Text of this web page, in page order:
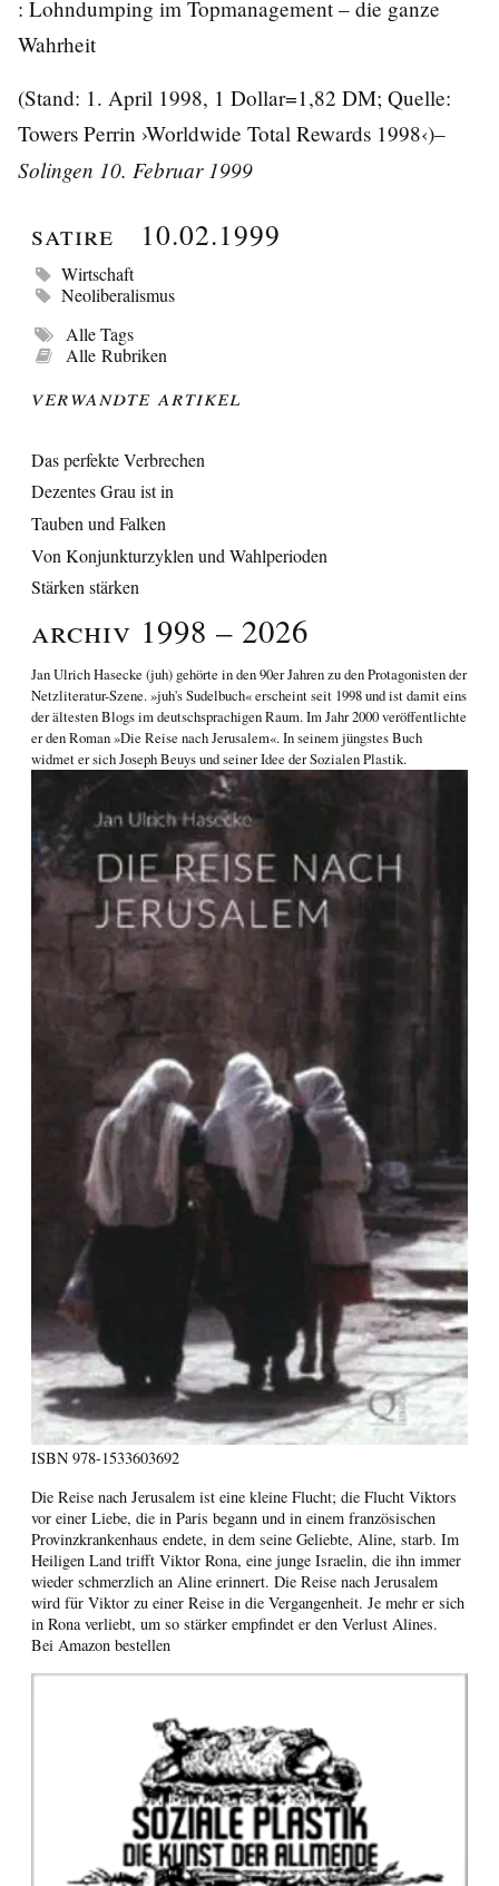
: Lohndumping im Topmanagement – die ganze
Wahrheit
(Stand: 1. April 1998, 1 Dollar=1,82 DM; Quelle:
Towers Perrin ›Worldwide Total Rewards 1998‹)–
Solingen 10. Februar 1999
Satire 10.02.1999
Wirtschaft
Neoliberalismus
Alle Tags
Alle Rubriken
Verwandte Artikel
Das perfekte Verbrechen
Dezentes Grau ist in
Tauben und Falken
Von Konjunkturzyklen und Wahlperioden
Stärken stärken
Archiv 1998 – 2026
Jan Ulrich Hasecke (juh) gehörte in den 90er Jahren zu den Protagonisten der
Netzliteratur-Szene. »juh's Sudelbuch« erscheint seit 1998 und ist damit eins
der ältesten Blogs im deutschsprachigen Raum. Im Jahr 2000 veröffentlichte
er den Roman»Die Reise nach Jerusalem«. In seinem jüngstes Buch
widmet er sichJoseph Beuys und seiner Idee der Sozialen Plastik.
ISBN 978-1533603692
Die Reise nach Jerusalem ist eine kleine Flucht; die Flucht Viktors
vor einer Liebe, die in Paris begann und in einem französischen
Provinzkrankenhaus endete, in dem seine Geliebte, Aline, starb. Im
Heiligen Land trifft Viktor Rona, eine junge Israelin, die ihn immer
wieder schmerzlich an Aline erinnert. Die Reise nach Jerusalem
wird für Viktor zu einer Reise in die Vergangenheit. Je mehr er sich
in Rona verliebt, um so stärker empfindet er den Verlust Alines.
Bei Amazon bestellen